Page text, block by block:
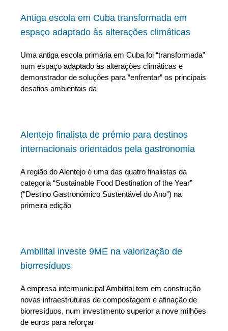
Antiga escola em Cuba transformada em
espaço adaptado às alterações climáticas
Uma antiga escola primária em Cuba foi “transformada”
num espaço adaptado às alterações climáticas e
demonstrador de soluções para “enfrentar” os principais
desafios ambientais da
Alentejo finalista de prémio para destinos
internacionais orientados pela gastronomia
A região do Alentejo é uma das quatro finalistas da
categoria “Sustainable Food Destination of the Year”
(“Destino Gastronómico Sustentável do Ano”) na
primeira edição
Ambilital investe 9ME na valorização de
biorresíduos
A empresa intermunicipal Ambilital tem em construção
novas infraestruturas de compostagem e afinação de
biorresíduos, num investimento superior a nove milhões
de euros para reforçar